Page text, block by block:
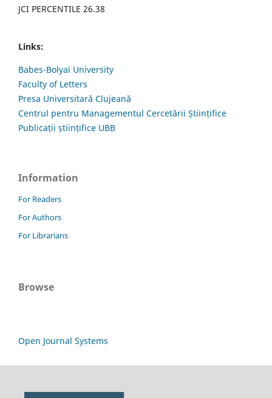
JCI PERCENTILE 26.38
Links:
Babes-Bolyai University
Faculty of Letters
Presa Universitară Clujeană
Centrul pentru Managementul Cercetării Științifice
Publicații științifice UBB
Information
For Readers
For Authors
For Librarians
Browse
Open Journal Systems